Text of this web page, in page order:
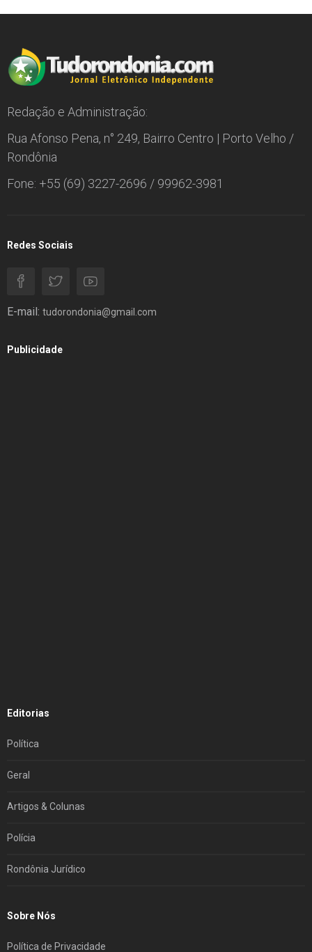
Redação e Administração:
Rua Afonso Pena, n° 249, Bairro Centro | Porto Velho /
Rondônia
Fone: +55 (69) 3227-2696 / 99962-3981
Redes Sociais
E-mail: tudorondonia@gmail.com
Publicidade
Editorias
Política
Geral
Artigos & Colunas
Polícia
Rondônia Jurídico
Sobre Nós
Política de Privacidade